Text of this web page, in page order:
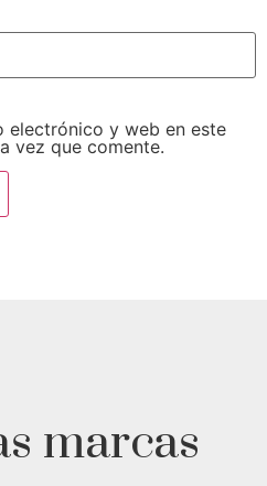
electrónico y web en este
vez que comente.
marcas